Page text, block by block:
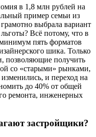
в 1,8 млн рублей на
пример семьи из
выбрала вариант
Всё потому, что в
пять форматов
шика. Только
позволяющие получить
со «старыми» рынками,
и переход на
до 40% от общей
ремонта, инженерных
застройщики?